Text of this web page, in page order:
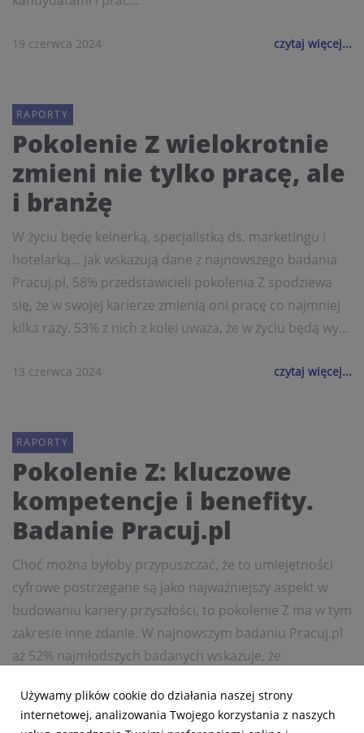
19 czerwca 2024 czytaj więcej...
RAPORTY
Pokolenie Z wielokrotnie
zmieni nie tylko pracę, ale
i branżę
W życiu będę kelnerką, specjalistką ds. marketingu i
hotelarką... Jak wskazują dane z najnowszego badania
Pracuj.pl, 58% przedstawicieli pokolenia Z spodziewa
się, że w swojej karierze zmienią oni pracę co najmniej
kilka razy. 53% z nich z kolei uważa, że w życiu będą wy...
13 czerwca 2024 czytaj więcej...
RAPORTY
Pokolenie Z: kluczowe
kompetencje i benefity.
Badanie Pracuj.pl
Choć można byłoby przypuszczać, że to umiejętności
cyfrowe postrzegane są jako najważniejszy aspekt w
budowaniu kariery przyszłości, to pokolenie Z ma w tym
zakresie inne zdanie. W najnowszym badaniu Pracuj.pl
aż 52% najmłodszych badanych wskazuje, że
7 czerwca 2024 czytaj więcej...
Używamy plików cookie do działania naszej strony
internetowej, analizowania Twojego korzystania z naszych